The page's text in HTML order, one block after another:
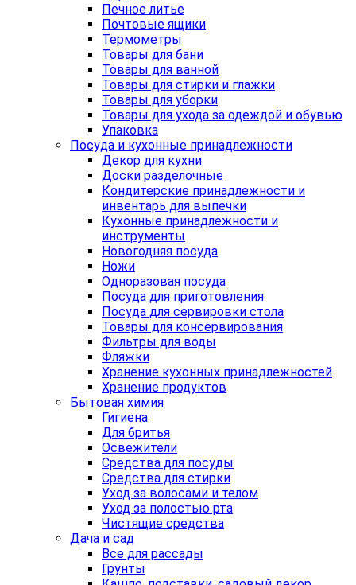
Печное литье
Почтовые ящики
Термометры
Товары для бани
Товары для ванной
Товары для стирки и глажки
Товары для уборки
Товары для ухода за одеждой и обувью
Упаковка
Посуда и кухонные принадлежности
Декор для кухни
Доски разделочные
Кондитерские принадлежности и
инвентарь для выпечки
Кухонные принадлежности и
инструменты
Новогодняя посуда
Ножи
Одноразовая посуда
Посуда для приготовления
Посуда для сервировки стола
Товары для консервирования
Фильтры для воды
Фляжки
Хранение кухонных принадлежностей
Хранение продуктов
Бытовая химия
Гигиена
Для бритья
Освежители
Средства для посуды
Средства для стирки
Уход за волосами и телом
Уход за полостью рта
Чистящие средства
Дача и сад
Все для рассады
Грунты